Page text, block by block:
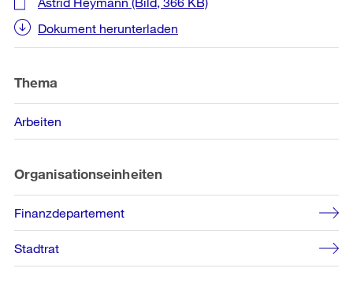
Informationen
Dokument herunterladen
Thema
Arbeiten
Organisationseinheiten
Finanzdepartement
Stadtrat